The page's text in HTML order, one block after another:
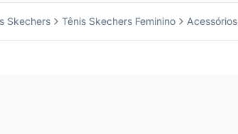
Skechers Tênis Skechers Feminino Acessórios